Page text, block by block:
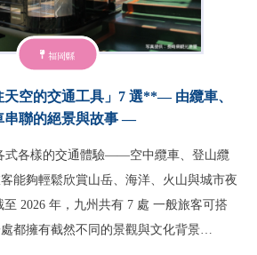
福岡縣
空的交通工具」7 選**— 由纜車、
串聯的絕景與故事 —
式各樣的交通體驗——空中纜車、登山纜
能夠輕鬆欣賞山岳、海洋、火山與城市夜
2026 年，九州共有 7 處 一般旅客可搭
都擁有截然不同的景觀與文化背景…